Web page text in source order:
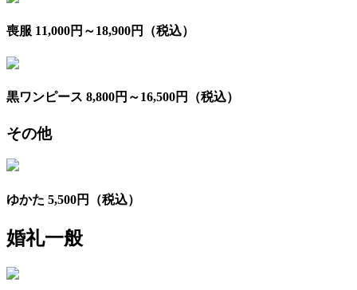
喪服 11,000円～18,900円（税込）
黒ワンピース 8,800円～16,500円（税込）
その他
ゆかた 5,500円（税込）
婚礼一般